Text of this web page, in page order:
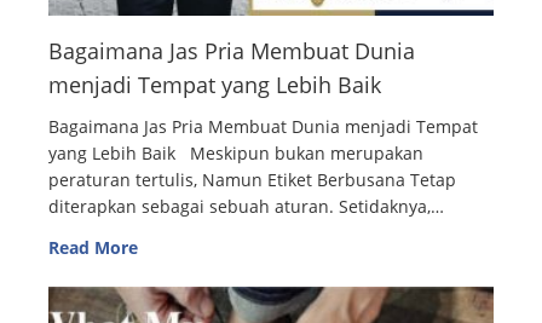
Bagaimana Jas Pria Membuat Dunia
menjadi Tempat yang Lebih Baik
Bagaimana Jas Pria Membuat Dunia menjadi Tempat
yang Lebih Baik Meskipun bukan merupakan
peraturan tertulis, Namun Etiket Berbusana Tetap
diterapkan sebagai sebuah aturan. Setidaknya,…
Read More